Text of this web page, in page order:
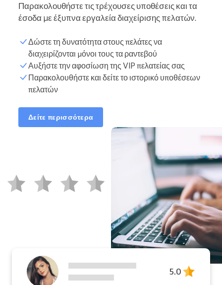
5.0
Παρακολουθήστε τις τρέχουσες υποθέσεις και τα
έσοδα με έξυπνα εργαλεία διαχείρισης πελατών.
Δώστε τη δυνατότητα στους πελάτες να
διαχειρίζονται μόνοι τους τα ραντεβού
Αυξήστε την αφοσίωση της VIP πελατείας σας
Παρακολουθήστε και δείτε το ιστορικό υποθέσεων
πελατών
Δείτε περισσότερα